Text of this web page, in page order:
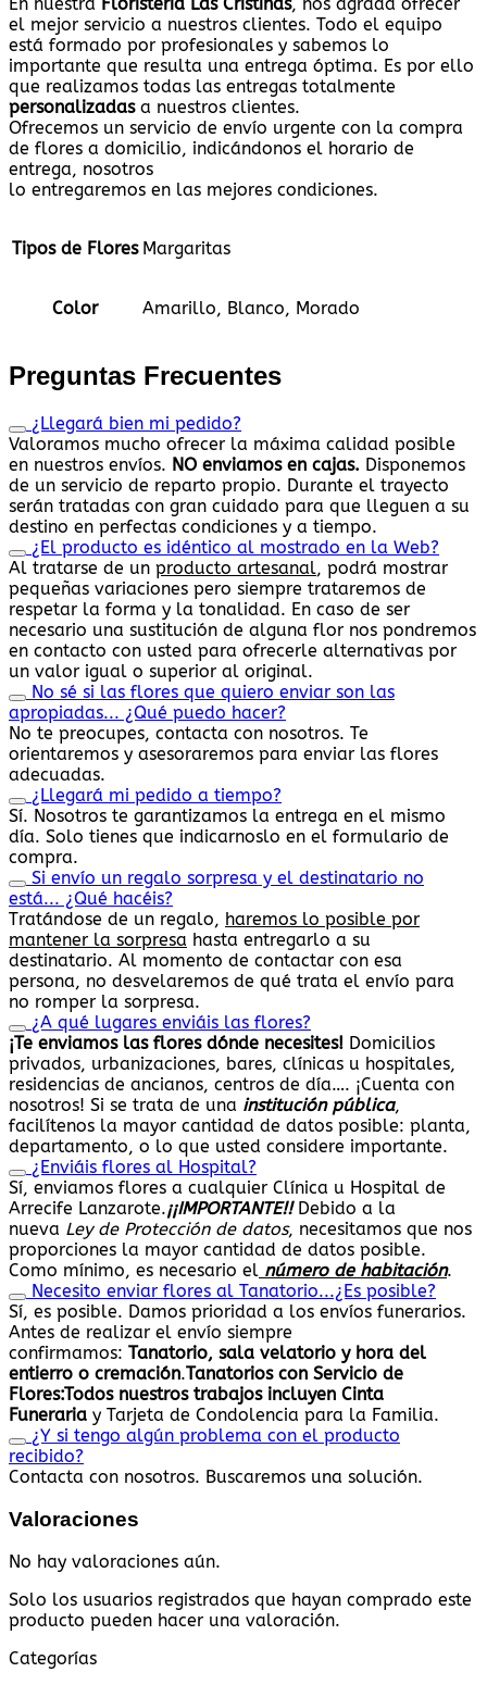
el mejor servicio a nuestros clientes. Todo el equipo
está formado por profesionales y sabemos lo
importante que resulta una entrega óptima. Es por ello
que realizamos todas las entregas totalmente
personalizadasa nuestros clientes.
Ofrecemos un servicio de envío urgente con la compra
de flores a domicilio, indicándonos el horario de
entrega, nosotros
lo entregaremos en las mejores condiciones.
Tipos de Flores Margaritas
Color Amarillo, Blanco, Morado
Preguntas Frecuentes
¿Llegará bien mi pedido?
Valoramos mucho ofrecer la máxima calidad posible
en nuestros envíos. NO enviamos en cajas. Disponemos
de un servicio de reparto propio. Durante el trayecto
serán tratadas con gran cuidado para que lleguen a su
destino en perfectas condiciones y a tiempo.
¿El producto es idéntico al mostrado en la Web?
Al tratarse de un producto artesanal, podrá mostrar
pequeñas variaciones pero siempre trataremos de
respetar la forma y la tonalidad. En caso de ser
necesario una sustitución de alguna flor nos pondremos
en contacto con usted para ofrecerle alternativas por
un valor igual o superior al original.
No sé si las flores que quiero enviar son las
apropiadas... ¿Qué puedo hacer?
No te preocupes, contacta con nosotros. Te
orientaremos y asesoraremos para enviar las flores
adecuadas.
¿Llegará mi pedido a tiempo?
Sí. Nosotros te garantizamos la entrega en el mismo
día. Solo tienes que indicarnoslo en el formulario de
compra.
Si envío un regalo sorpresa y el destinatario no
está... ¿Qué hacéis?
Tratándose de un regalo, haremos lo posible por
mantener la sorpresa hasta entregarlo a su
destinatario. Al momento de contactar con esa
persona, no desvelaremos de qué trata el envío para
no romper la sorpresa.
¿A qué lugares enviáis las flores?
¡Te enviamos las flores dónde necesites! Domicilios
privados, urbanizaciones, bares, clínicas u hospitales,
residencias de ancianos, centros de día…. ¡Cuenta con
nosotros! Si se trata de una institución pública,
facilítenos la mayor cantidad de datos posible: planta,
departamento, o lo que usted considere importante.
¿Enviáis flores al Hospital?
Sí, enviamos flores a cualquier Clínica u Hospital de
Arrecife Lanzarote.¡¡IMPORTANTE!! Debido a la
nueva Ley de Protección de datos, necesitamos que nos
proporciones la mayor cantidad de datos posible.
Como mínimo, es necesario el número de habitación.
Necesito enviar flores al Tanatorio...¿Es posible?
Sí, es posible. Damos prioridad a los envíos funerarios.
Antes de realizar el envío siempre
confirmamos: Tanatorio, sala velatorio y hora del
entierro o cremación.Tanatorios con Servicio de
Flores:Todos nuestros trabajos incluyen Cinta
Funeraria y Tarjeta de Condolencia para la Familia.
¿Y si tengo algún problema con el producto
recibido?
Contacta con nosotros. Buscaremos una solución.
Valoraciones
No hay valoraciones aún.
Solo los usuarios registrados que hayan comprado este
producto pueden hacer una valoración.
Categorías